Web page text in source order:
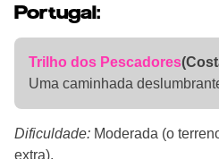
Portugal:
Trilho dos Pescadores
Uma caminhada
Dificuldade: Moderada (o
extra).